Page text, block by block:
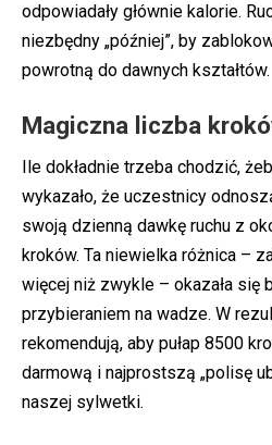
odpowiadały głównie kalorie.
niezbędny „później”, by
powrotną do dawnych kształtów.
Magiczna liczba
Ile dokładnie trzeba chodzić,
wykazało, że uczestnicy
swoją dzienną dawkę ruchu z
kroków. Ta niewielka różnica –
więcej niż zwykle – okazała się
przybieraniem na wadze. W
rekomendują, aby pułap 8500
darmową i najprostszą „polisę
naszej sylwetki.